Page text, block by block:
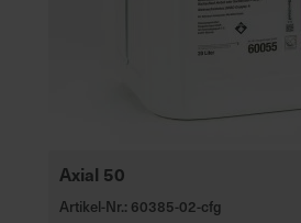
Axial 50
Artikel-Nr.: 60385-02-cfg